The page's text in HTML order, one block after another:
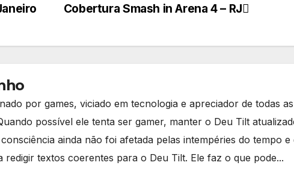
Cobertura Smash in Arena 4 – RJ
por games, viciado em tecnologia e apreciador de todas as
possível ele tenta ser gamer, manter o Deu Tilt
ainda não foi afetada pelas intempéries do tempo e
redigir textos coerentes para o Deu Tilt. Ele faz o que pode...